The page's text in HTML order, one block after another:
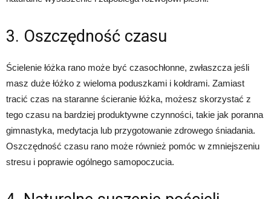
3. Oszczędność czasu
Ścielenie łóżka rano może być czasochłonne, zwłaszcza jeśli
masz duże łóżko z wieloma poduszkami i kołdrami. Zamiast
tracić czas na staranne ścieranie łóżka, możesz skorzystać z
tego czasu na bardziej produktywne czynności, takie jak poranna
gimnastyka, medytacja lub przygotowanie zdrowego śniadania.
Oszczędność czasu rano może również pomóc w zmniejszeniu
stresu i poprawie ogólnego samopoczucia.